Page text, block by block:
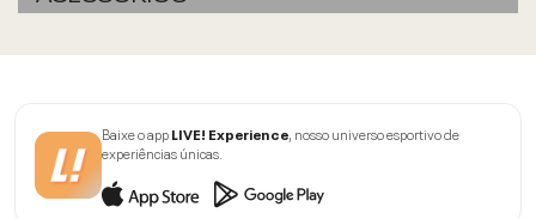
Baixe o appLIVE! Experience, nosso universo esportivo de
experiências únicas.